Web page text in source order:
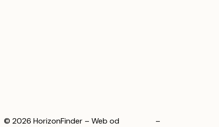
© 2026 HorizonFinder – Web od
–